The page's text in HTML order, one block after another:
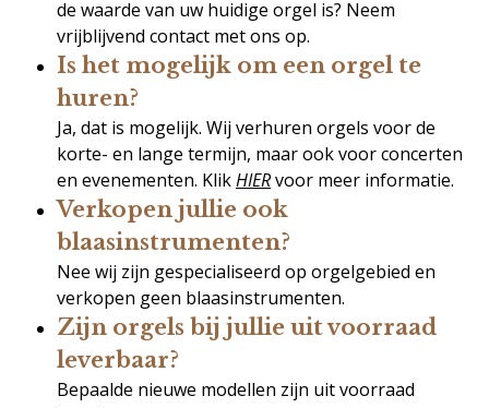
de waarde van uw huidige orgel is? Neem
vrijblijvend contact met ons op.
Is het mogelijk om een orgel te
huren?
Ja, dat is mogelijk. Wij verhuren orgels voor de
korte- en lange termijn, maar ook voor concerten
en evenementen. KlikHIERvoor meer informatie.
Verkopen jullie ook
blaasinstrumenten?
Nee wij zijn gespecialiseerd op orgelgebied en
verkopen geen blaasinstrumenten.
Zijn orgels bij jullie uit voorraad
leverbaar?
Bepaalde nieuwe modellen zijn uit voorraad